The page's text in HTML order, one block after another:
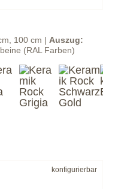
100 cm | Auszug:
(RAL Farben)
konfigurierbar